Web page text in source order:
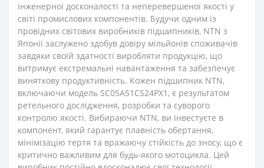
інженерної досконалості та неперевершеної якості у
світі промислових компонентів. Будучи одним із
провідних світових виробників підшипників, NTN з
Японії заслужено здобув довіру мільйонів споживачів
завдяки своїй здатності виробляти продукцію, що
витримує екстремальні навантаження та забезпечує
виняткову продуктивність. Кожен підшипник NTN,
включаючи модель SC05A51CS24PX1, є результатом
ретельного дослідження, розробки та суворого
контролю якості. Вибираючи NTN, ви інвестуєте в
компонент, який гарантує плавність обертання,
мінімізацію тертя та вражаючу стійкість до зносу, що є
критично важливим для будь-якого мотоцикла. Цей